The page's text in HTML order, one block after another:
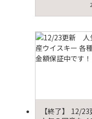
【終了】 12/23更新